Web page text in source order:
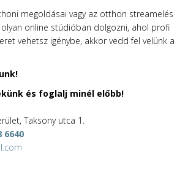
megoldásai vagy az otthon streamelés
online stúdióban dolgozni, ahol profi
vehetsz igénybe, akkor vedd fel velünk a
és foglalj minél előbb!
Taksony utca 1.
6640